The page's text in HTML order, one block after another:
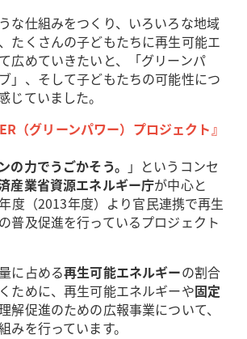
な仕組みをつくり、いろいろな地域
たくさんの子どもたちに再生可能エ
広めていきたいと、「グリーンパ
」、そして子どもたちの可能性につ
じていました。
（グリーンパワー）プロジェクト』
の力でうごかそう。 」というコンセ
産業省資源エネルギー庁が中心と
度（2013年度）より官民連携で再生
普及促進を行っているプロジェクト
に占める再生可能エネルギーの割合
ために、再生可能エネルギーや固定
解促進のための広報事業について、
みを行っています。